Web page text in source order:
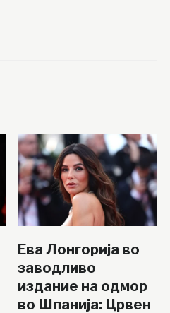
Ева Лонгорија во
заводливо
издание на одмор
во Шпанија: Црвен